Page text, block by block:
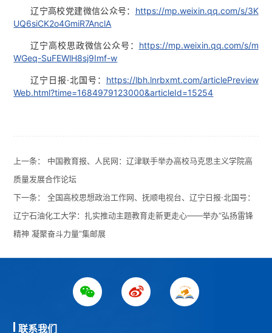
辽宁高校党建微信公众号： https://mp.weixin.qq.com/s/3K
UQ6siCK2o4GmiR7AnclA
辽宁高校思政微信公众号： https://mp.weixin.qq.com/s/m
WGeq-SuFEWlH8sj9Imf-w
辽宁日报·北国号： https://lbh.lnrbxmt.com/articlePreview
Web.html?time=1684979123000&articleId=15254
上一条： 中国教育报、人民网：辽津联手举办高校马克思主义学院高
质量发展合作论坛
下一条：全国高校思想政治工作网、抚顺电视台、辽宁日报·北国号：
辽宁石油化工大学：扎实推动主题教育走新更走心——举办“弘扬雷锋
精神 凝聚奋斗力量”集邮展
联系我们